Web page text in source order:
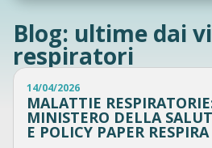
La prevenzione
pochi
responsabili
Pochi gesti possono aiutare a
respiratorie.
Scopri quali
Blog: ultime dai
respiratori
14/04/2026
MALATTIE
MINISTERO DELLA
E POLICY PAPER RESPIRA